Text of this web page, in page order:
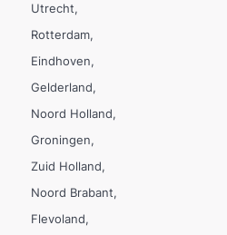
Utrecht
Rotterdam
Eindhoven
Gelderland
Noord Holland
Groningen
Zuid Holland
Noord Brabant
Flevoland